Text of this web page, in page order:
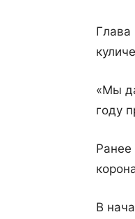
Глава
«Мы
году
Ранее
В